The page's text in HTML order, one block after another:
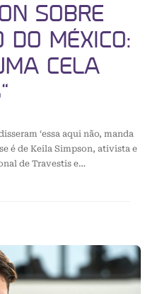
SOBRE
DO MÉXICO:
CELA
‘essa aqui não, manda
é de Keila Simpson, ativista e
de Travestis e…